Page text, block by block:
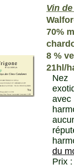
Vin
70%
8 %
21hl/
Nez
du
Prix